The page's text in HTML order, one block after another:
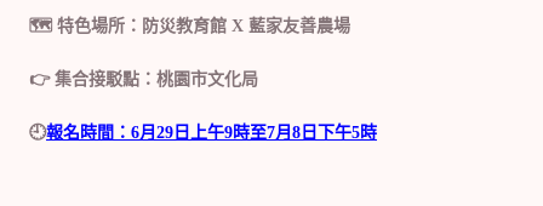
🗺️ 特色場所： 防災教育館 X 藍家友善農場
👉 集合接駁點： 桃園市文化局
🕘報名時間： 6月 29 日上午9時至7月 8 日下午5時